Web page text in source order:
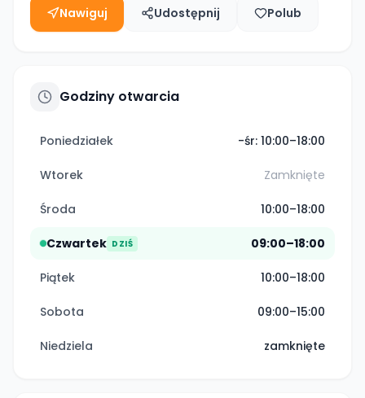
Nawiguj Udostępnij Polub
Godziny otwarcia
Poniedziałek -śr: 10:00–18:00
Wtorek Zamknięte
Środa 10:00–18:00
Czwartek DZIŚ 09:00–18:00
Piątek 10:00–18:00
Sobota 09:00–15:00
Niedziela zamknięte